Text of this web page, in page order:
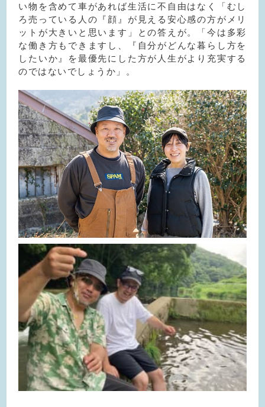
い物を含めて車があれば生活に不自由はなく「むし
ろ売っている人の『顔』が見える安心感の方がメリ
ットが大きいと思います」との答えが。「今は多彩
な働き方もできますし、『自分がどんな暮らし方を
したいか』を最優先にした方が人生がより充実する
のではないでしょうか」。